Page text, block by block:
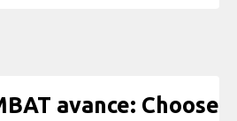
avance: Choose